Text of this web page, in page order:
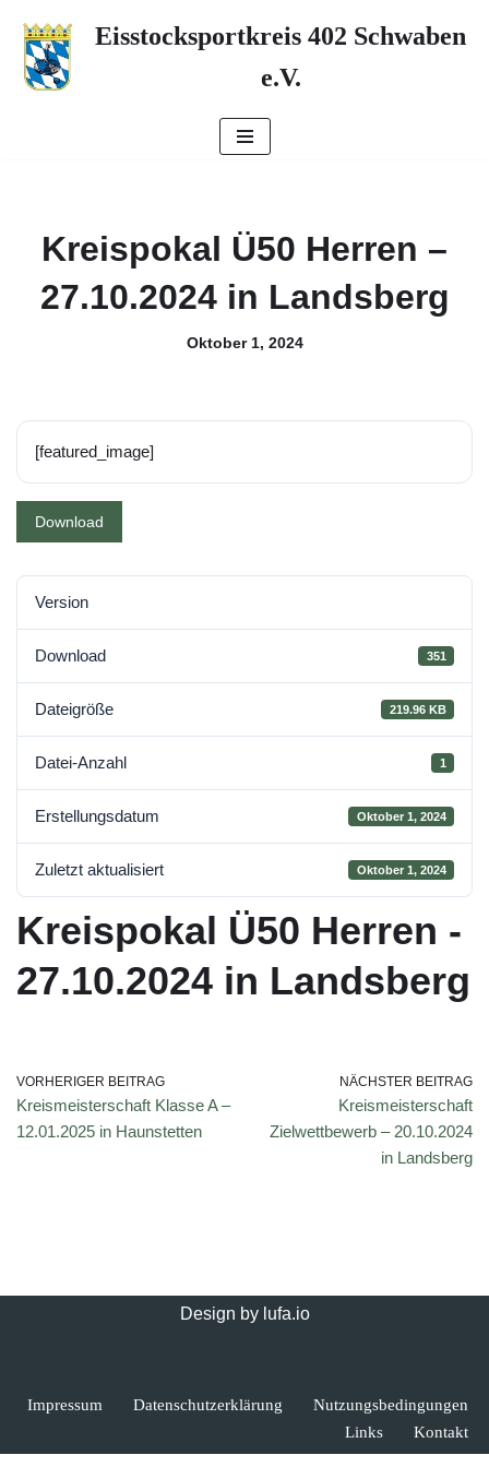
Zum
Inhalt
Eisstocksportkreis 402 Schwaben
e.V.
Kreispokal Ü50 Herren –
27.10.2024 in Landsberg
Oktober 1, 2024
[featured_image]
Download
Version
Download 351
Dateigröße 219.96 KB
Datei-Anzahl 1
Erstellungsdatum Oktober 1, 2024
Zuletzt aktualisiert Oktober 1, 2024
Kreispokal Ü50 Herren -
27.10.2024 in Landsberg
VORHERIGER BEITRAG
Kreismeisterschaft Klasse A –
12.01.2025 in Haunstetten
NÄCHSTER BEITRAG
Kreismeisterschaft
Zielwettbewerb – 20.10.2024
in Landsberg
Design by lufa.io
Impressum Datenschutzerklärung
Nutzungsbedingungen
Links
Kontakt